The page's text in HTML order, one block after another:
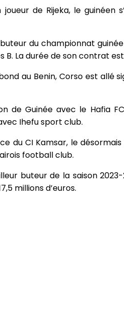
joueur de Rijeka, le
buteur du championnat
B. La durée de son contrat
au Benin, Corso est allé
de Guinée avec le Hafia
Ihefu sport club.
du CI Kamsar, le
football club.
buteur de la saison
millions d’euros.